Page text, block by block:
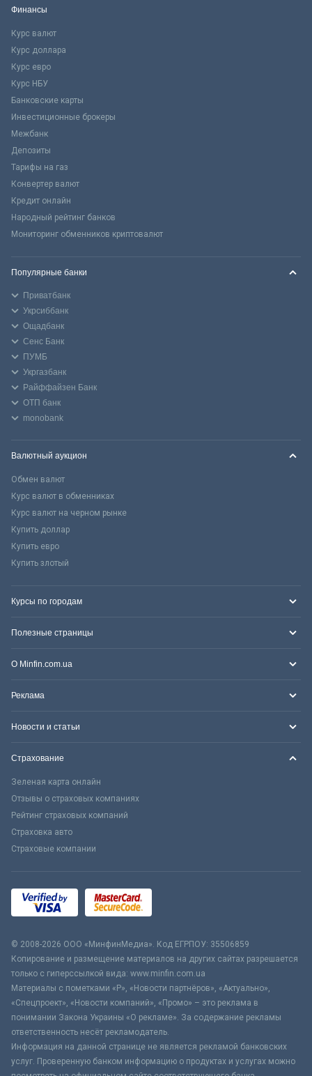
Финансы
Курс валют
Курс доллара
Курс евро
Курс НБУ
Банковские карты
Инвестиционные брокеры
Межбанк
Депозиты
Тарифы на газ
Конвертер валют
Кредит онлайн
Народный рейтинг банков
Мониторинг обменников криптовалют
Популярные банки
Приватбанк
Укрсиббанк
Ощадбанк
Сенс Банк
ПУМБ
Укргазбанк
Райффайзен Банк
ОТП банк
monobank
Валютный аукцион
Обмен валют
Курс валют в обменниках
Курс валют на черном рынке
Купить доллар
Купить евро
Купить злотый
Курсы по городам
Полезные страницы
О Minfin.com.ua
Реклама
Новости и статьи
Страхование
Зеленая карта онлайн
Отзывы о страховых компаниях
Рейтинг страховых компаний
Страховка авто
Страховые компании
© 2008-2026 ООО «МинфинМедиа». Код ЕГРПОУ: 35506859
Копирование и размещение материалов на других сайтах разрешается
только с гиперссылкой вида: www.minfin.com.ua
Материалы с пометками «Р», «Новости партнёров», «Актуально»,
«Спецпроект», «Новости компаний», «Промо» – это реклама в
понимании Закона Украины «О рекламе». За содержание рекламы
ответственность несёт рекламодатель.
Информация на данной странице не является рекламой банковских
услуг. Проверенную банком информацию о продуктах и услугах можно